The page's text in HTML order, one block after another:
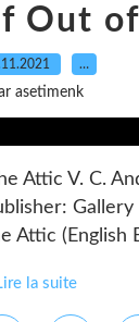
Out
…
asetimenk
Attic V. C.
Attic (English
la suite